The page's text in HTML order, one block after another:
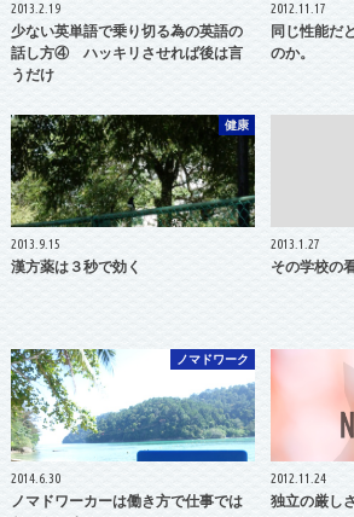
2013.2.19
少ない英単語で乗り切る為の英語の
話し方④ ハッキリさせれば後は言
うだけ
2012.11.17
同じ性能だ
のか。
健康
2013.9.15
漢方薬は３秒で効く
2013.1.27
その学校の
ノマドワーク
2014.6.30
ノマドワーカーは働き方で仕事では
2012.11.24
独立の厳しさ